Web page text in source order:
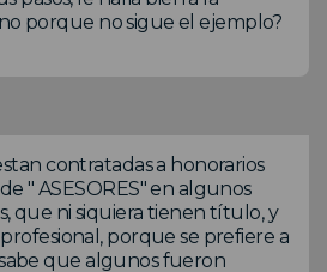
porque no sigue el ejemplo?
contratadas a honorarios
" ASESORES" en algunos
que ni siquiera tienen título, y
porque se prefiere a
sabe que algunos fueron